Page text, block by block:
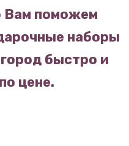
Вам поможем
наборы
быстро и
цене.